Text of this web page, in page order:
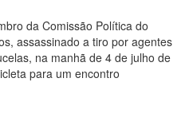
da Comissão Política do
assassinado a tiro por agentes
na manhã de 4 de julho de
para um encontro